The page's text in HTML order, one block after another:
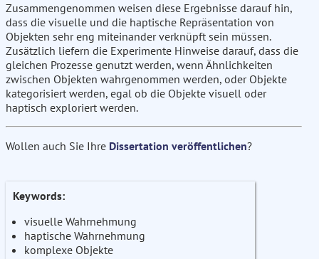
Zusammengenommen weisen diese Ergebnisse darauf hin,
dass die visuelle und die haptische Repräsentation von
Objekten sehr eng miteinander verknüpft sein müssen.
Zusätzlich liefern die Experimente Hinweise darauf, dass die
gleichen Prozesse genutzt werden, wenn Ähnlichkeiten
zwischen Objekten wahrgenommen werden, oder Objekte
kategorisiert werden, egal ob die Objekte visuell oder
haptisch exploriert werden.
Wollen auch Sie Ihre Dissertation veröffentlichen?
Keywords:
visuelle Wahrnehmung
haptische Wahrnehmung
komplexe Objekte